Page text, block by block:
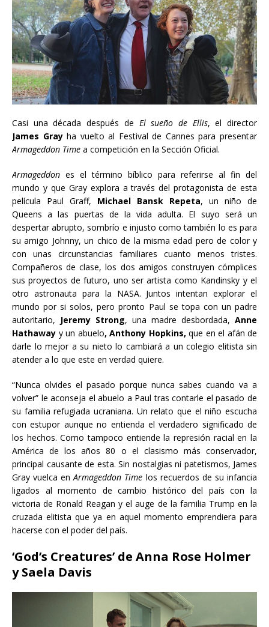
Casi una década después de El sueño de Ellis, el director
James Grayha vuelto al Festival de Cannes para presentar
Armageddon Time a competición en la Sección Oficial.
Armageddon es el término bíblico para referirse al fin del
mundo y que Gray explora a través del protagonista de esta
película Paul Graff, Michael Bansk Repeta, un niño de
Queens a las puertas de la vida adulta. El suyo será un
despertar abrupto, sombrío e injusto como también lo es para
su amigo Johnny, un chico de la misma edad pero de color y
con unas circunstancias familiares cuanto menos tristes.
Compañeros de clase, los dos amigos construyen cómplices
sus proyectos de futuro, uno ser artista como Kandinsky y el
otro astronauta para la NASA. Juntos intentan explorar el
mundo por si solos, pero pronto Paul se topa con un padre
autoritario, Jeremy Strong, una madre desbordada, Anne
Hathaway y un abuelo, Anthony Hopkins, que en el afán de
darle lo mejor a su nieto lo cambiará a un colegio elitista sin
atender a lo que este en verdad quiere.
“Nunca olvides el pasado porque nunca sabes cuando va a
volver” le aconseja el abuelo a Paul tras contarle el pasado de
su familia refugiada ucraniana. Un relato que el niño escucha
con estupor aunque no entienda el verdadero significado de
los hechos. Como tampoco entiende la represión racial en la
América de los años 80 o el clasismo más conservador,
principal causante de esta. Sin nostalgias ni patetismos, James
Gray vuelca enArmageddon Time los recuerdos de su infancia
ligados al momento de cambio histórico del país con la
victoria de Ronald Reagan y el auge de la familia Trump en la
cruzada elitista que ya en aquel momento emprendiera para
hacerse con el poder del país.
‘God’s Creatures’ de Anna Rose Holmer
y Saela Davis